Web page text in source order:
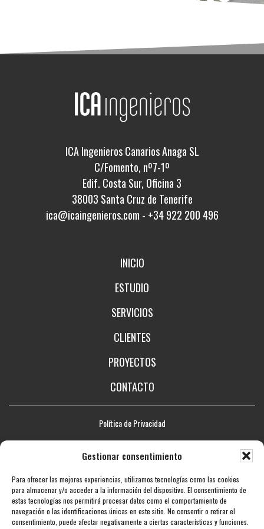
Gestionar consentimiento
Para ofrecer las mejores experiencias, utilizamos tecnologías como las cookies
para almacenar y/o acceder a la información del dispositivo. El consentimiento de
estas tecnologías nos permitirá procesar datos como el comportamiento de
navegación o las identificaciones únicas en este sitio. No consentir o retirar el
consentimiento, puede afectar negativamente a ciertas características y funciones.
ICA Ingenieros Canarios Anaga SL
C/Fomento, nº7-1º
Edif. Costa Sur, Oficina 3
38003 Santa Cruz de Tenerife
ica@icaingenieros.com - +34 922 200 496
INICIO
ESTUDIO
SERVICIOS
CLIENTES
PROYECTOS
CONTACTO
Política de Privacidad
Aviso legal
Mapa web
Accesibilidad